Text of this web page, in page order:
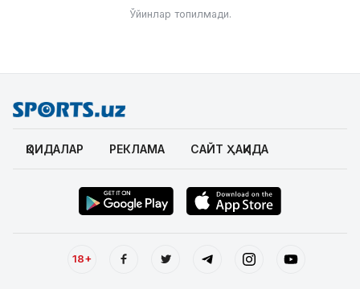
Ўйинлар топилмади.
ҚОИДАЛАР РЕКЛАМА САЙТ ҲАҚИДА
18+